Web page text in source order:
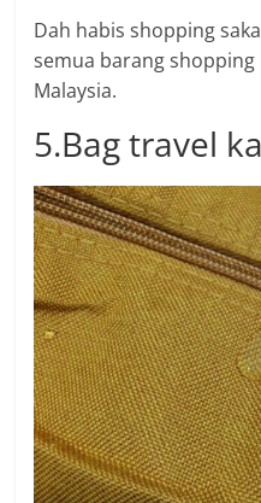
Dah habis shopping
semua barang
Malaysia.
5.Bag travel